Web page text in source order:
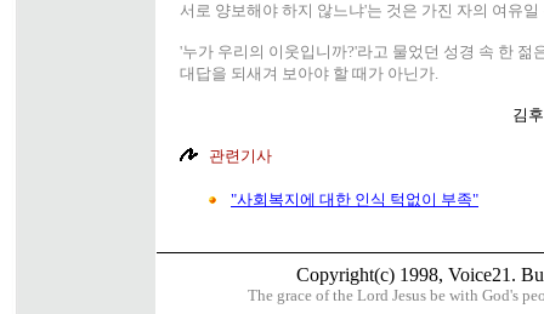
서로 양보해야 하지 않느냐'는 것은 가진 자의 여유일
'누가 우리의 이웃입니까?'라고 물었던 성경 속 한 젊
대답을 되새겨 보아야 할 때가 아닌가.
김
관련기사
"사회복지에 대한 인식 턱없이 부족"
Copyright(c) 1998, Voice21.
The grace of the Lord Jesus be with God's